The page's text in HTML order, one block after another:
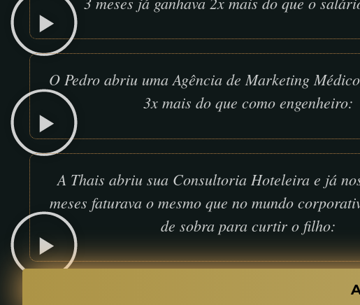
O Pedro abriu uma Agência de Marketing
3x mais do que como engenheiro:
A Thais abriu sua Consultoria Hoteleira e já
meses faturava o mesmo que no mundo
de sobra para curtir o filho: